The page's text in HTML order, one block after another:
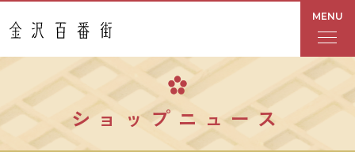
MENU
フロアガイド
あんと
ショップニュース